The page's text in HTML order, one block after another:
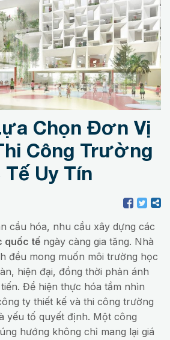
Chọn Đơn Vị
Công Trường
Uy Tín
cầu hóa, nhu cầu xây dựng các
quốc tế ngày càng gia tăng. Nhà
đều mong muốn môi trường học
hiện đại, đồng thời phản ánh
Để hiện thực hóa tầm nhìn
ty thiết kế và thi công trường
yếu tố quyết định. Một công
hướng không chỉ mang lại giá